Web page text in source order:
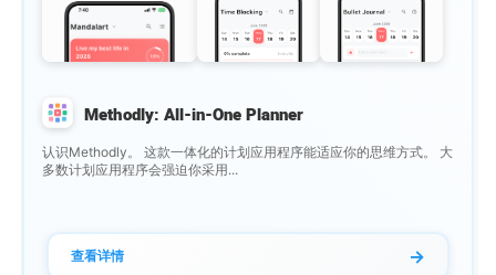
Methodly: All-in-One Planner
认识Methodly。 这款一体化的计划应用程序能适应你的思维方式。 大
多数计划应用程序会强迫你采用...
查看详情 →